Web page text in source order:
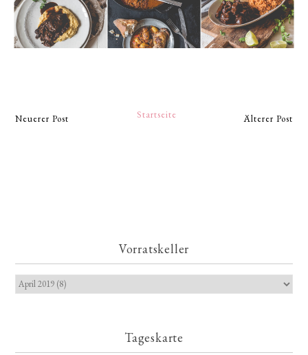
Neuerer Post Älterer Post
Startseite
Vorratskeller
Tageskarte